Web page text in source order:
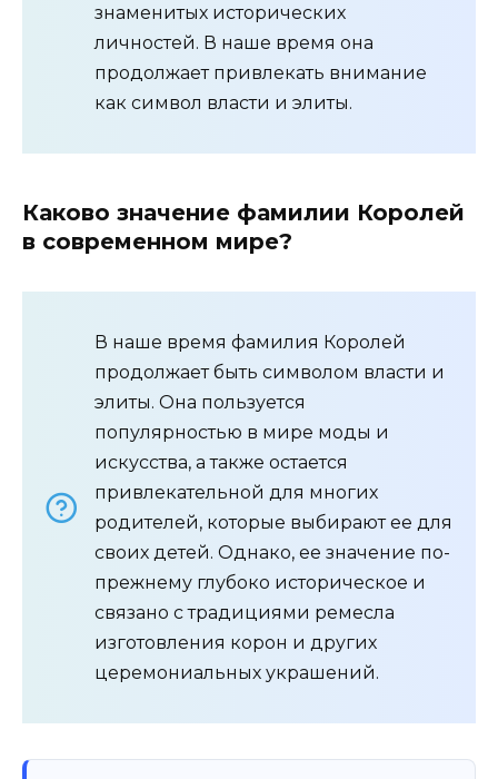
знаменитых исторических
личностей. В наше время она
продолжает привлекать внимание
как символ власти и элиты.
Каково значение фамилии Королей
в современном мире?
В наше время фамилия Королей
продолжает быть символом власти и
элиты. Она пользуется
популярностью в мире моды и
искусства, а также остается
привлекательной для многих
родителей, которые выбирают ее для
своих детей. Однако, ее значение по-
прежнему глубоко историческое и
связано с традициями ремесла
изготовления корон и других
церемониальных украшений.